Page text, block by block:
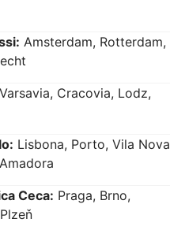
Amsterdam, Rotterdam,
Varsavia, Cracovia, Lodz,
Lisbona, Porto, Vila Nova
Ceca: Praga, Brno,